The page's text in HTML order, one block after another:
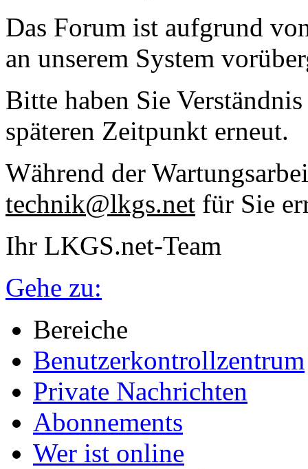
Das Forum ist aufgrund
an unserem System
Bitte haben Sie
späteren Zeitpunkt erneut.
Während der
technik@lkgs.net für Sie
Ihr LKGS.net-Team
Gehe zu:
Bereiche
Benutzerkontrollzentrum
Private Nachrichten
Abonnements
Wer ist online